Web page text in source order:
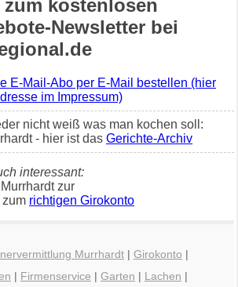
kostenlosen
Newsletter bei
E-Mail-Abo per E-Mail bestellen (hier
im Impressum)
nicht weiß was man kochen soll:
- hier ist das Gerichte-Archiv
interessant:
zur
richtigen Girokonto
Murrhardt | Girokonto |
| Firmenservice | Garten | Lachen |